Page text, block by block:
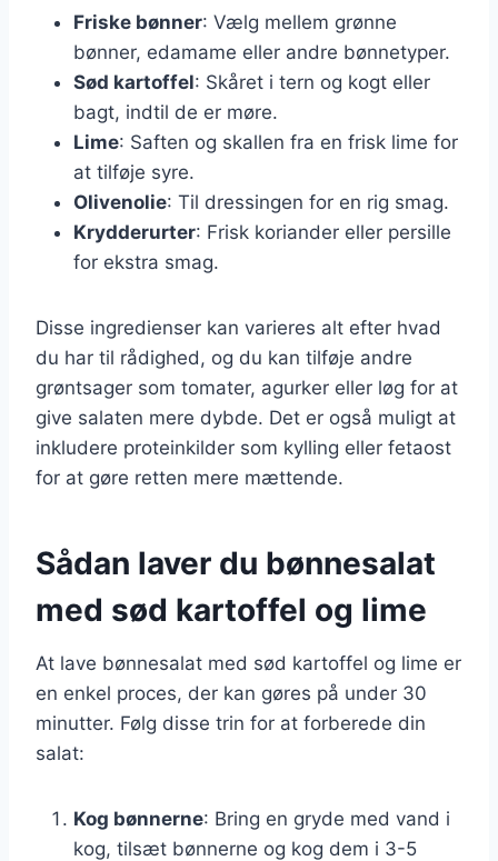
Friske bønner: Vælg mellem grønne
bønner, edamame eller andre bønnetyper.
Sød kartoffel: Skåret i tern og kogt eller
bagt, indtil de er møre.
Lime: Saften og skallen fra en frisk lime for
at tilføje syre.
Olivenolie: Til dressingen for en rig smag.
Krydderurter: Frisk koriander eller persille
for ekstra smag.
Disse ingredienser kan varieres alt efter hvad
du har til rådighed, og du kan tilføje andre
grøntsager som tomater, agurker eller løg for at
give salaten mere dybde. Det er også muligt at
inkludere proteinkilder som kylling eller fetaost
for at gøre retten mere mættende.
Sådan laver du bønnesalat
med sød kartoffel og lime
At lave bønnesalat med sød kartoffel og lime er
en enkel proces, der kan gøres på under 30
minutter. Følg disse trin for at forberede din
salat:
Kog bønnerne: Bring en gryde med vand i
kog, tilsæt bønnerne og kog dem i 3-5